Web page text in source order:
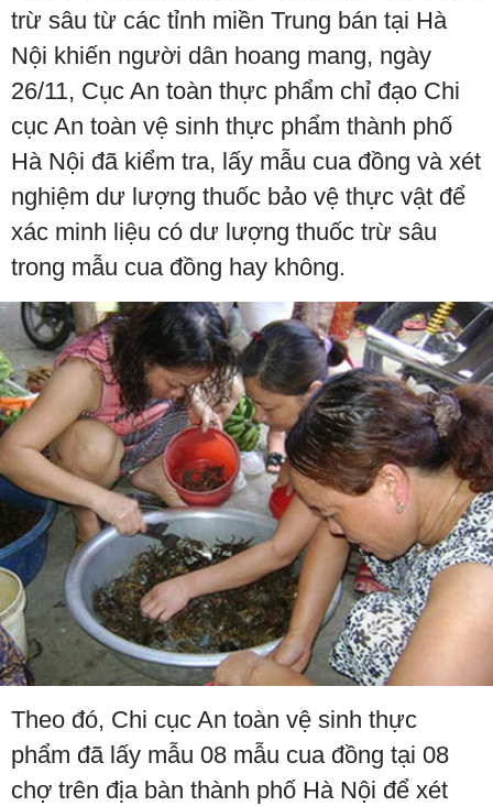
trừ sâu từ các tỉnh miền Trung bán tại Hà
Nội khiến người dân hoang mang, ngày
26/11, Cục An toàn thực phẩm chỉ đạo Chi
cục An toàn vệ sinh thực phẩm thành phố
Hà Nội đã kiểm tra, lấy mẫu cua đồng và xét
nghiệm dư lượng thuốc bảo vệ thực vật để
xác minh liệu có dư lượng thuốc trừ sâu
trong mẫu cua đồng hay không.
Theo đó, Chi cục An toàn vệ sinh thực
phẩm đã lấy mẫu 08 mẫu cua đồng tại 08
chợ trên địa bàn thành phố Hà Nội để xét